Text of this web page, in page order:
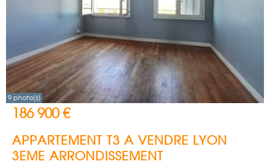
9 photo(s)
186 900 €
APPARTEMENT T3 A VENDRE LYON
3EME ARRONDISSEMENT